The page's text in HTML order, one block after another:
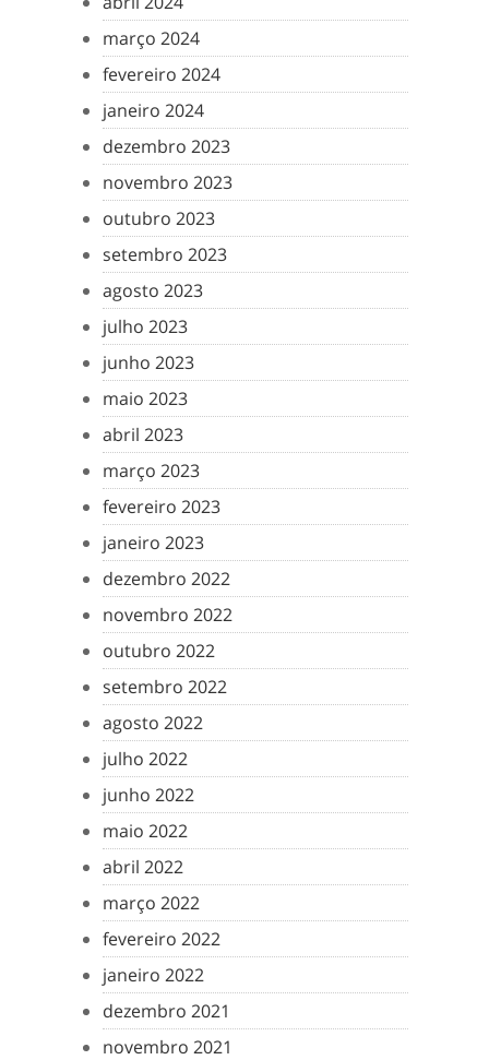
março 2024
fevereiro 2024
janeiro 2024
dezembro 2023
novembro 2023
outubro 2023
setembro 2023
agosto 2023
julho 2023
junho 2023
maio 2023
abril 2023
março 2023
fevereiro 2023
janeiro 2023
dezembro 2022
novembro 2022
outubro 2022
setembro 2022
agosto 2022
julho 2022
junho 2022
maio 2022
abril 2022
março 2022
fevereiro 2022
janeiro 2022
dezembro 2021
novembro 2021